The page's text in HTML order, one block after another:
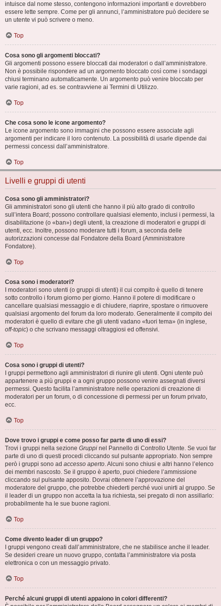
intuisce dal nome stesso, contengono informazioni importanti e dovrebbero
essere lette sempre. Come per gli annunci, l’amministratore può decidere se
un utente vi può scrivere o meno.
Top
Cosa sono gli argomenti bloccati?
Gli argomenti possono essere bloccati dai moderatori o dall’amministratore.
Non è possibile rispondere ad un argomento bloccato così come i sondaggi
chiusi terminano automaticamente. Un argomento può venire bloccato per
varie ragioni, ad es. se contravviene ai Termini di Utilizzo.
Top
Che cosa sono le icone argomento?
Le icone argomento sono immagini che possono essere associate agli
argomenti per indicare il loro contenuto. La possibilità di usarle dipende dai
permessi concessi dall’amministratore.
Top
Livelli e gruppi di utenti
Cosa sono gli amministratori?
Gli amministratori sono gli utenti che hanno il più alto grado di controllo
sull’intera Board; possono controllare qualsiasi elemento, inclusi i permessi, la
disabilitazione (o «ban») degli utenti, la creazione di moderatori e gruppi di
utenti, ecc. Inoltre, possono moderare tutti i forum, a seconda delle
autorizzazioni concesse dal Fondatore della Board (Amministratore
Fondatore).
Top
Cosa sono i moderatori?
I moderatori sono utenti (o gruppi di utenti) il cui compito è quello di tenere
sotto controllo i forum giorno per giorno. Hanno il potere di modificare o
cancellare qualsiasi messaggio e di chiudere, riaprire, spostare o rimuovere
qualsiasi argomento del forum da loro moderato. Generalmente il compito dei
moderatori è quello di evitare che gli utenti vadano «fuori tema» (in inglese,
off-topic) o che scrivano messaggi oltraggiosi ed offensivi.
Top
Cosa sono i gruppi di utenti?
I gruppi permettono agli amministratori di riunire gli utenti. Ogni utente può
appartenere a più gruppi e a ogni gruppo possono venire assegnati diversi
permessi. Questo facilita l’amministratore nelle operazioni di creazione di
moderatori per un forum, o di concessione di permessi per un forum privato,
ecc.
Top
Dove trovo i gruppi e come posso far parte di uno di essi?
Trovi i gruppi nella sezione Gruppi nel Pannello di Controllo Utente. Se vuoi far
parte di uno di questi procedi cliccando sul pulsante appropriato. Non sempre
però i gruppi sono ad accesso aperto. Alcuni sono chiusi e altri hanno l’elenco
dei membri nascosto. Se il gruppo è aperto, puoi chiedere l’ammissione
cliccando sul pulsante apposito. Dovrai ottenere l’approvazione del
moderatore del gruppo, che potrebbe chiederti perché vuoi unirti al gruppo. Se
il leader di un gruppo non accetta la tua richiesta, sei pregato di non assillarlo:
probabilmente ha le sue buone ragioni.
Top
Come divento leader di un gruppo?
I gruppi vengono creati dall’amministratore, che ne stabilisce anche il leader.
Se desideri creare un nuovo gruppo, contatta l’amministratore via posta
elettronica o con un messaggio privato.
Top
Perché alcuni gruppi di utenti appaiono in colori differenti?